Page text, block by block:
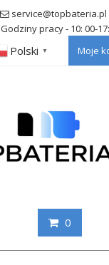
service@topbateria.pl
Godziny pracy - 10: 00-
Polski ▼ Moje
0